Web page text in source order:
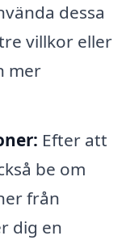
dessa
villkor eller
mer
Efter att
be om
från
dig en